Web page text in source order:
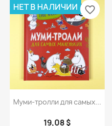
Просмотр
Муми-тролли для самых...
19,08 $
НЕТ В НАЛИЧИИ favorite_border